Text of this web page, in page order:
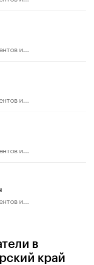
и...
и...
и...
и...
в
край